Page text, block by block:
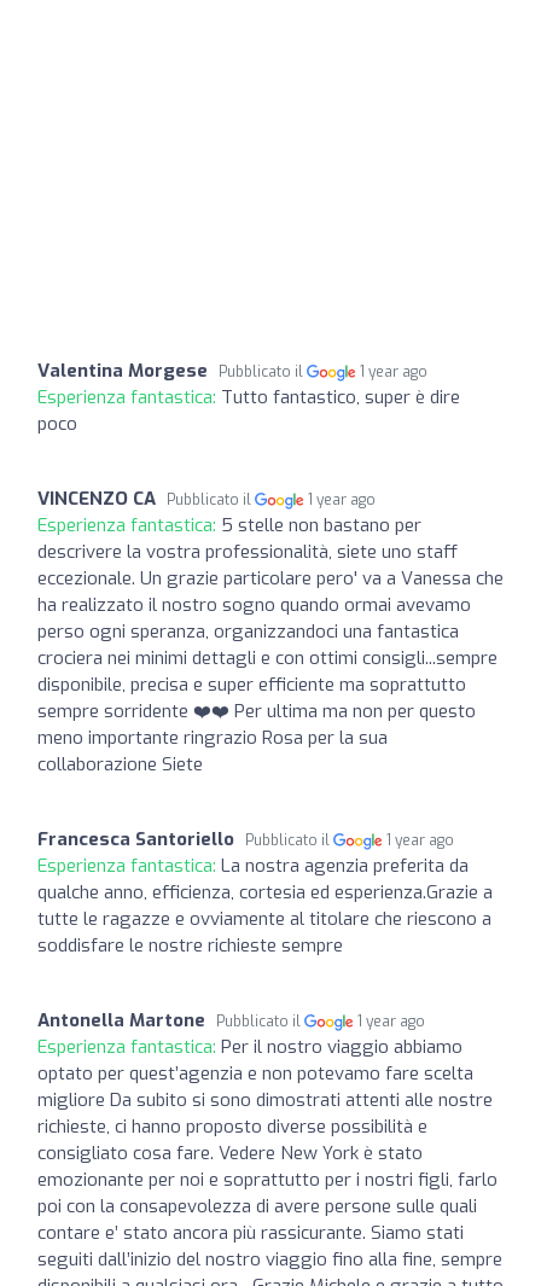
Valentina Morgese Pubblicato il 1 year ago
Esperienza fantastica: Tutto fantastico, super è dire
poco
VINCENZO CA Pubblicato il 1 year ago
Esperienza fantastica: 5 stelle non bastano per
descrivere la vostra professionalità, siete uno staff
eccezionale. Un grazie particolare pero' va a Vanessa che
ha realizzato il nostro sogno quando ormai avevamo
perso ogni speranza, organizzandoci una fantastica
crociera nei minimi dettagli e con ottimi consigli...sempre
disponibile, precisa e super efficiente ma soprattutto
sempre sorridente ❤️❤️ Per ultima ma non per questo
meno importante ringrazio Rosa per la sua
collaborazione Siete
Francesca Santoriello Pubblicato il 1 year ago
Esperienza fantastica: La nostra agenzia preferita da
qualche anno, efficienza, cortesia ed esperienza.Grazie a
tutte le ragazze e ovviamente al titolare che riescono a
soddisfare le nostre richieste sempre
Antonella Martone Pubblicato il 1 year ago
Esperienza fantastica: Per il nostro viaggio abbiamo
optato per quest’agenzia e non potevamo fare scelta
migliore Da subito si sono dimostrati attenti alle nostre
richieste, ci hanno proposto diverse possibilità e
consigliato cosa fare. Vedere New York è stato
emozionante per noi e soprattutto per i nostri figli, farlo
poi con la consapevolezza di avere persone sulle quali
contare e’ stato ancora più rassicurante. Siamo stati
seguiti dall’inizio del nostro viaggio fino alla fine, sempre